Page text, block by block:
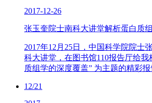
2017-12-26
张玉奎院士南科大讲堂解析蛋白质
2017年12月25日，中国科学院院士
科大讲堂，在图书馆110报告厅给我
质组学的深度覆盖” 为主题的精彩报
12/21